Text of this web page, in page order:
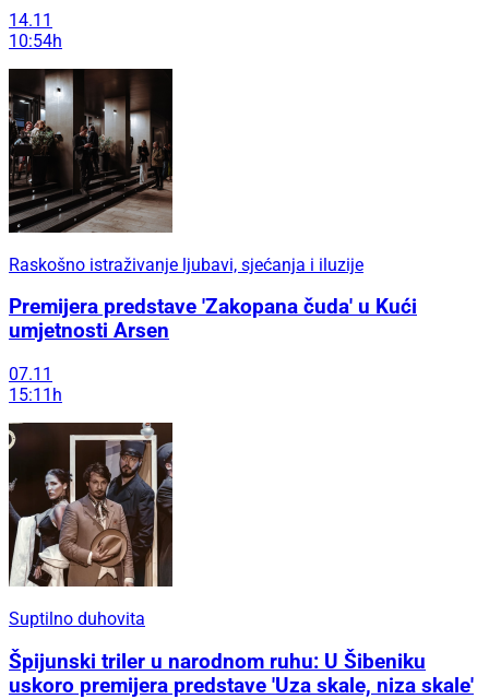
14.11
10:54h
Raskošno istraživanje ljubavi, sjećanja i iluzije
Premijera predstave 'Zakopana čuda' u Kući
umjetnosti Arsen
07.11
15:11h
Suptilno duhovita
Špijunski triler u narodnom ruhu: U Šibeniku
uskoro premijera predstave 'Uza skale, niza skale'